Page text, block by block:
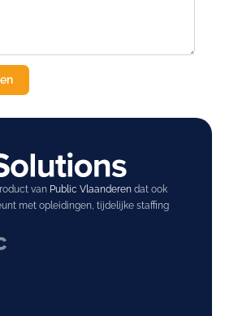
van Public Vlaanderendat ook
met opleidingen, tijdelijke staffing